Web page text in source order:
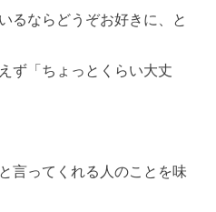
るならどうぞお好きに、と
ず「ちょっとくらい大丈
言ってくれる人のことを味